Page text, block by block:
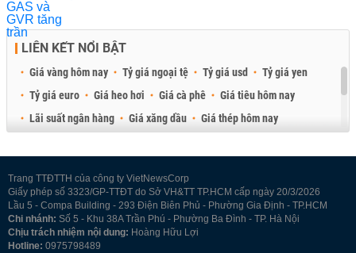
LIÊN KẾT NỔI BẬT
Giá vàng hôm nay Tỷ giá ngoại tệ Tỷ giá usd
Tỷ giá yen
Tỷ giá euro
Giá heo hơi Giá cà phê
Giá tiêu hôm nay
Lãi suất ngân hàng
Giá xăng dầu
Giá thép hôm nay
Trang TTĐTTH của công ty VietNewsCorp
Giấy phép số 3323/GP-TTĐT do Sở VH&TT TP.HCM cấp ngày 20/3/2026
Lầu 5 - Compa Building - 293 Điện Biên Phủ - Phường Gia Định - TP.HCM
Chi nhánh: Số 5 - Khu 38A Trần Phú - Phường Ba Đình - TP. Hà Nội
Chịu trách nhiệm nội dung: Hoàng Hữu Lợi
Hotline: 0975798489